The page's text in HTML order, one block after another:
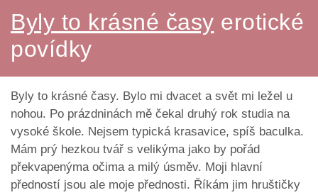
Byly to krásné časy erotické
povídky
Byly to krásné časy. Bylo mi dvacet a svět mi ležel u
nohou. Po prázdninách mě čekal druhý rok studia na
vysoké škole. Nejsem typická krasavice, spíš baculka.
Mám prý hezkou tvář s velikýma jako by pořád
překvapenýma očima a milý úsměv. Moji hlavní
předností jsou ale moje přednosti. Říkám jim hruštičky